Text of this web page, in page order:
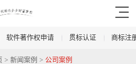
软件著作权申请 贯标认证 商标注
> 新闻案例 > 公司案例